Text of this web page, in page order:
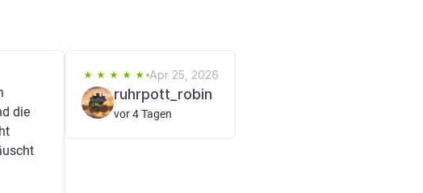
die
Apr 25, 2026
ruhrpott_robin
vor 4 Tagen